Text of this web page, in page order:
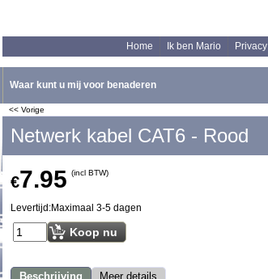
Home Ik ben Mario Privacy
Waar kunt u mij voor benaderen
<< Vorige
Netwerk kabel CAT6 - Rood
€7.95 (incl BTW)
Levertijd:Maximaal 3-5 dagen
Koop nu
Beschrijving Meer details